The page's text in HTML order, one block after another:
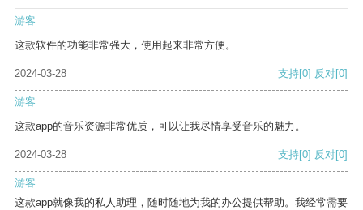
游客
这款软件的功能非常强大，使用起来非常方便。
2024-03-28 支持[0] 反对[0]
游客
这款app的音乐资源非常优质，可以让我尽情享受音乐的魅力。
2024-03-28 支持[0] 反对[0]
游客
这款app就像我的私人助理，随时随地为我的办公提供帮助。我经常需要